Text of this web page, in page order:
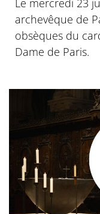
Le mercredi 23
archevêque de
obsèques du
Dame de Paris.